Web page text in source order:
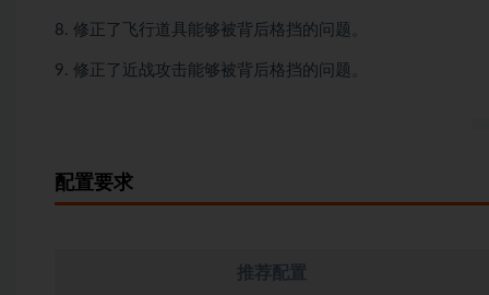
8. 修正了飞行道具能够被背后格挡的问题。
9. 修正了近战攻击能够被背后格挡的问题。
配置要求
推荐配置